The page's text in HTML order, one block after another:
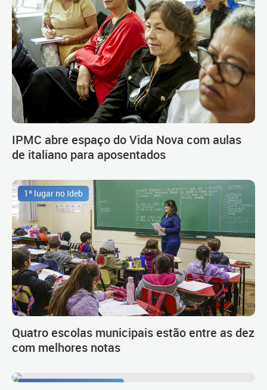
IPMC abre espaço do Vida Nova com aulas
de italiano para aposentados
1º lugar no Ideb
Quatro escolas municipais estão entre as dez
com melhores notas